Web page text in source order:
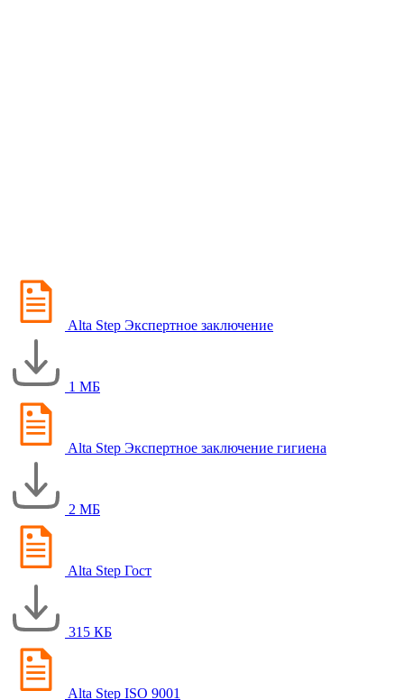
Alta Step Экспертное заключение
1 МБ
Alta Step Экспертное заключение гигиена
2 МБ
Alta Step Гост
315 КБ
Alta Step ISO 9001